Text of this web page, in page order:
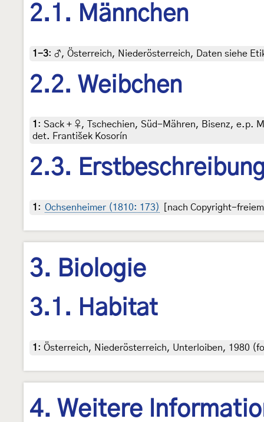
2.1. Männchen
1-3: ♂, Österreich, Niederösterreich, Daten siehe
2.2. Weibchen
1 : Sack + ♀, Tschechien, Süd-Mähren, Bisenz, e.p.
det. František Kosorín
2.3.
1 : Ochsenheimer (1810: 173) [nach Copyright-
3. Biologie
3.1. Habitat
1 : Österreich, Niederösterreich, Unterloiben, 1980
4. Weitere